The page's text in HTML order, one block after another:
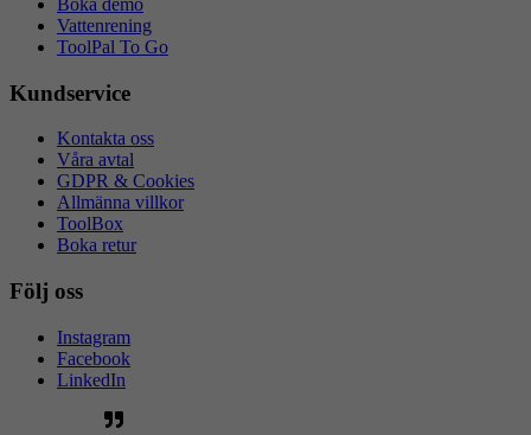
Boka demo
Vattenrening
ToolPal To Go
Kundservice
Kontakta oss
Våra avtal
GDPR & Cookies
Allmänna villkor
ToolBox
Boka retur
Följ oss
Instagram
Facebook
LinkedIn